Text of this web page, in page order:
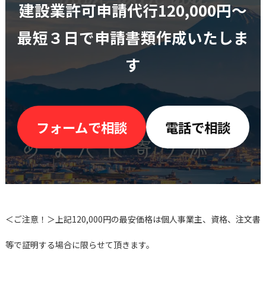
建設業許可申請代行120,000円〜
最短３日で申請書類作成いたしま
す
フォームで相談 電話で相談
＜ご注意！＞上記120,000円の最安価格は個人事業主、資格、注文書
等で証明する場合に限らせて頂きます。